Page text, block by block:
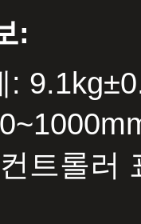
:
:
트롤러